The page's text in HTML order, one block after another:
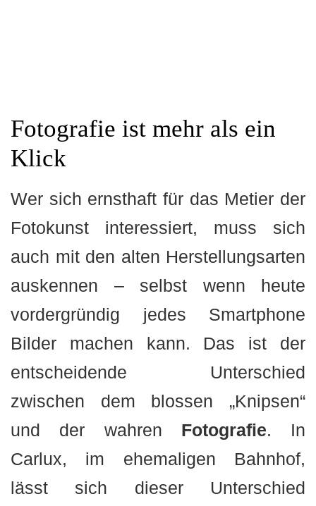
Fotografie ist mehr als ein
Klick
Wer sich ernsthaft für das Metier der
Fotokunst interessiert, muss sich
auch mit den alten Herstellungsarten
auskennen – selbst wenn heute
vordergründig jedes Smartphone
Bilder machen kann. Das ist der
entscheidende Unterschied
zwischen dem blossen „Knipsen“
und der wahren Fotografie. In
Carlux, im ehemaligen Bahnhof,
lässt sich dieser Unterschied